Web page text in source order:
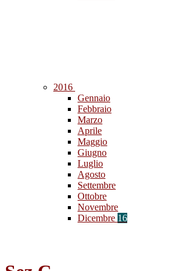
2016
Gennaio
Febbraio
Marzo
Aprile
Maggio
Giugno
Luglio
Agosto
Settembre
Ottobre
Novembre
Dicembre 16